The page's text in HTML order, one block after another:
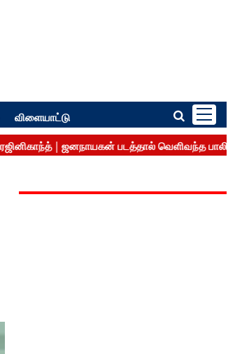
விளையாட்டு